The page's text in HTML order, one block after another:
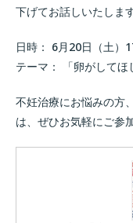
下げてお話しいたします
日時： 6月20日（土）
テーマ： 「卵がしてほ
不妊治療にお悩みの方
は、ぜひお気軽にご参